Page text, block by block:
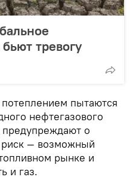
тревогу
пытаются
нефтегазового
о
— возможный
рынке и
и газ.